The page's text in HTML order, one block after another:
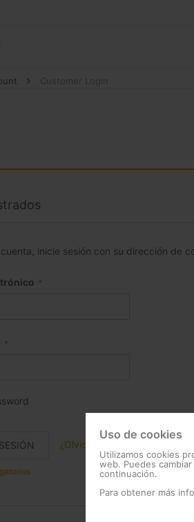
inicie sesión con su dirección de
¿Olvidó su contraseña?
Uso de cookies
Utilizamos cookies
web. Puedes
continuación.
Para obtener más